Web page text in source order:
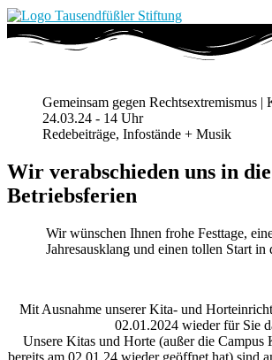
Gemeinsam gegen Rechtsextremismus |
24.03.24 - 14 Uhr
Redebeiträge, Infostände + Musik
Wir verabschieden uns in die
Betriebsferien
Wir wünschen Ihnen frohe Festtage,
Jahresausklang und einen tollen Start in
Mit Ausnahme unserer Kita- und
02.01.2024 wieder für Sie
Unsere Kitas und Horte (außer die Campus
bereits am 02.01.24 wieder geöffnet hat) sind